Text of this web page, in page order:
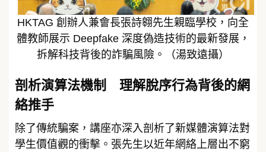
HKTAG 創辦人兼會長張詩翱先生親臨學校，向全
體教師展示 Deepfake 深度偽造技術的最新發展，
拆解科技背後的詐騙風險。（湯致遠攝）
剖析演算法機制 理解脫序行為背後的網
絡推手
除了傳統騙案，講座亦深入剖析了新媒體演算法對
學生價值觀的衝擊。張先生以近年網絡上層出不窮